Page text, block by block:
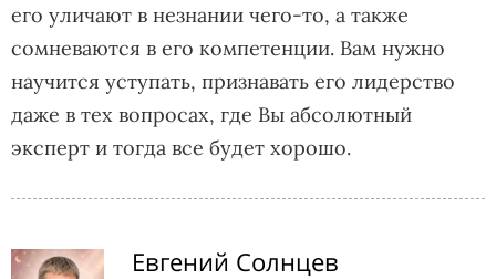
его уличают в незнании чего-то, а также
сомневаются в его компетенции. Вам нужно
научится уступать, признавать его лидерство
даже в тех вопросах, где Вы абсолютный
эксперт и тогда все будет хорошо.
Евгений Солнцев